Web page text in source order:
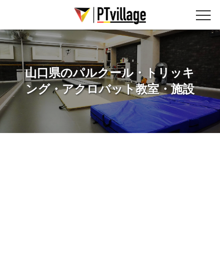
山口県のパルクール・トリッキ
ング・アクロバット教室・施設